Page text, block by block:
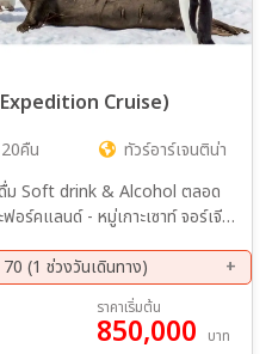
Cruise)
คืน
ทัวร์อาร์เจนติน่า
ม Soft drink & Alcohol ตลอด
อร์คแลนด์ - หมู่เกาะเซาท์ จอร์เจีย
ฬ (1 ช่วงวันเดินทาง)
ราคาเริ่มต้น
850,000 บาท